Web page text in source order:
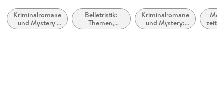
Verlag/Hersteller
Knaur Taschenbuch
Kriminalromane
und Mystery:
weibliche
Belletristik:
Themen,
Stoffe, Motive:
Kriminalromane
und Mystery:
Polizeiarbeit &